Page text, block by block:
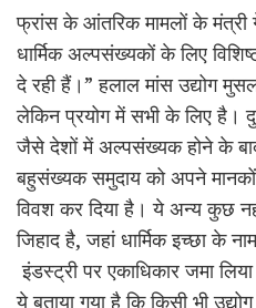
फ्रांस के आंतरिक मामलों के मंत्री
धार्मिक अल्पसंख्यकों के लिए
दे रही हैं।” हलाल मांस उद्योग
लेकिन प्रयोग में सभी के लिए है।
जैसे देशों में अल्पसंख्यक होने के
बहुसंख्यक समुदाय को अपने
विवश कर दिया है। ये अन्य कुछ
जिहाद है, जहां धार्मिक इच्छा के
इंडस्ट्री पर एकाधिकार जमा
ये बताया गया है कि किसी भी